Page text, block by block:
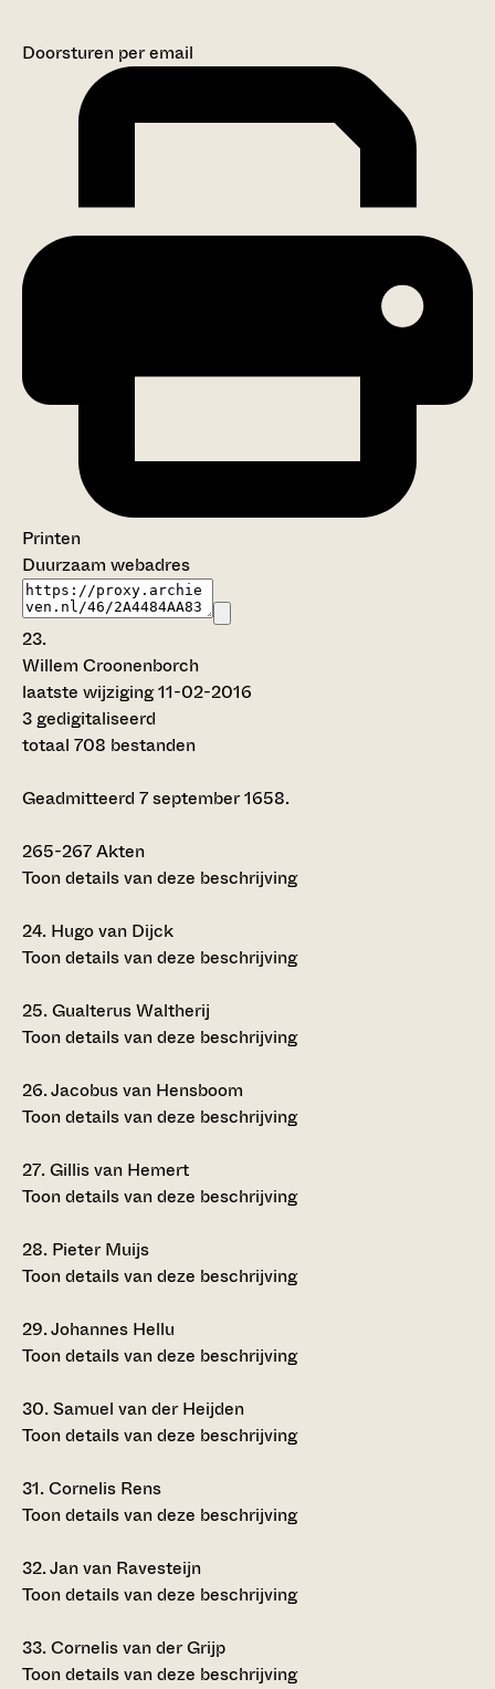
Doorsturen per email
Printen
Duurzaam webadres
23.
Willem Croonenborch
laatste wijziging 11-02-2016
3 gedigitaliseerd
totaal 708 bestanden
Geadmitteerd 7 september 1658.
265-267Akten
Toon details van deze beschrijving
24. Hugo van Dijck
Toon details van deze beschrijving
25.Gualterus Waltherij
Toon details van deze beschrijving
26.Jacobus van Hensboom
Toon details van deze beschrijving
27.Gillis van Hemert
Toon details van deze beschrijving
28. Pieter Muijs
Toon details van deze beschrijving
29.Johannes Hellu
Toon details van deze beschrijving
30.Samuel van der Heijden
Toon details van deze beschrijving
31.Cornelis Rens
Toon details van deze beschrijving
32.Jan van Ravesteijn
Toon details van deze beschrijving
33.Cornelis van der Grijp
Toon details van deze beschrijving